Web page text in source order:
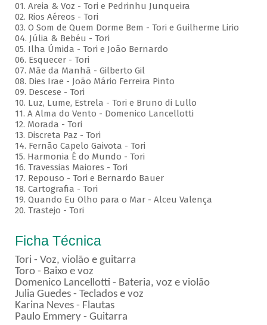
01. Areia & Voz - Tori e Pedrinhu Junqueira
02. ⁠Rios Aéreos - Tori
03. O Som de Quem Dorme Bem - Tori e Guilherme Lirio
04. Júlia & Bebéu - Tori
05. Ilha Úmida - Tori e João Bernardo
06. Esquecer - Tori
07. Mãe da Manhã - Gilberto Gil
08. Dies Irae - João Mário Ferreira Pinto
09. Descese - Tori
10. Luz, Lume, Estrela - Tori e Bruno di Lullo
11. A Alma do Vento - Domenico Lancellotti
12. Morada - Tori
13. Discreta Paz - Tori
14. Fernão Capelo Gaivota - Tori
15. Harmonia É do Mundo - Tori
16. Travessias Maiores - Tori
17. Repouso - Tori e Bernardo Bauer
⁠18. Cartografia - Tori
19. Quando Eu Olho para o Mar - Alceu Valença
20. Trastejo - Tori
Ficha Técnica
Tori - Voz, violão e guitarra
Toro - Baixo e voz
Domenico Lancellotti - Bateria, voz e violão
Julia Guedes - Teclados e voz
Karina Neves - Flautas
Paulo Emmery - Guitarra